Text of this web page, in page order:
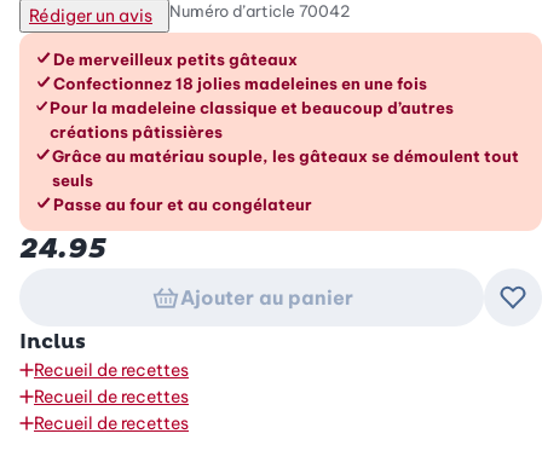
Rédiger un avis Numéro d’article 70042
Les avantages en un coup d’œil
De merveilleux petits gâteaux
Confectionnez 18 jolies madeleines en une fois
Pour la madeleine classique et beaucoup d’autres
créations pâtissières
Grâce au matériau souple, les gâteaux se démoulent tout
seuls
Passe au four et au congélateur
24.95
Ajouter au panier
Inclus
Recueil de recettes
Recueil de recettes
Recueil de recettes